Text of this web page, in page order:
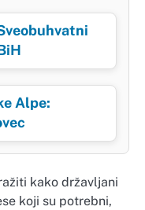
Alpe:
kako državljani
koji su potrebni,